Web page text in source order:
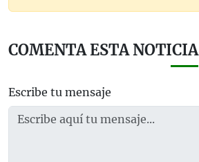
COMENTA ESTA NOTICIA
Escribe tu mensaje